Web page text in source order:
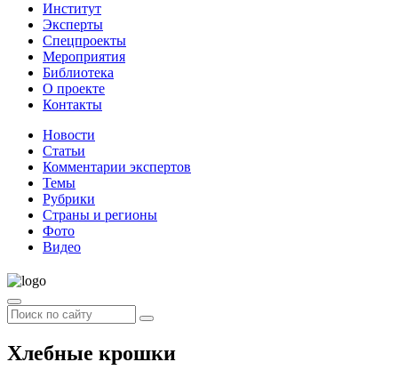
Институт
Эксперты
Спецпроекты
Мероприятия
Библиотека
О проекте
Контакты
Новости
Статьи
Комментарии экспертов
Темы
Рубрики
Страны и регионы
Фото
Видео
Хлебные крошки